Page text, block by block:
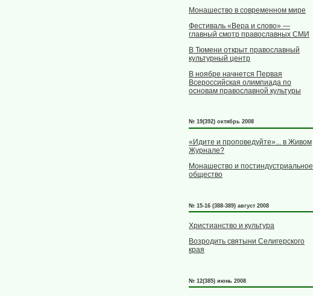
Монашество в современном мире
Фестиваль «Вера и слово» —
главный смотр православных СМИ
В Тюмени открыт православный
культурный центр
В ноябре начнется Первая
Всероссийская олимпиада по
основам православной культуры
№ 19(392) октябрь 2008
«Идите и проповедуйте»... в Живом
Журнале?
Монашество и постиндустриальное
общество
№ 15-16 (388-389) август 2008
Христианство и культура
Возродить святыни Селигерского
края
№ 12(385) июнь 2008